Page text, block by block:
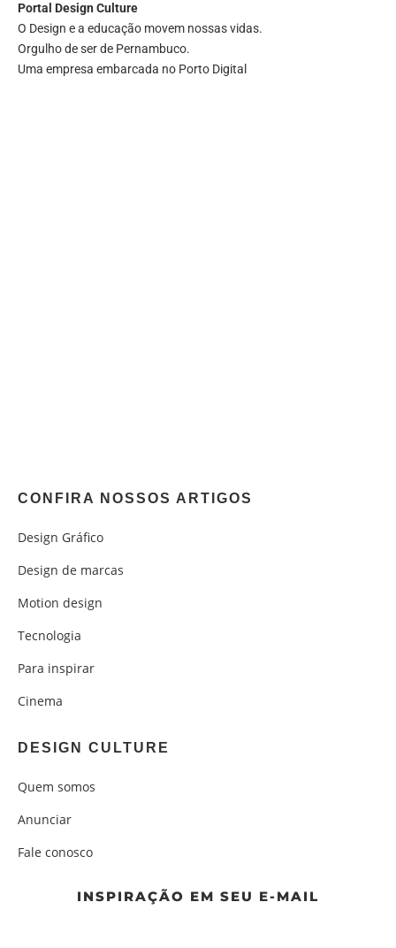
Portal Design Culture
O Design e a educação movem nossas vidas.
Orgulho de ser de Pernambuco.
Uma empresa embarcada no Porto Digital
CONFIRA NOSSOS ARTIGOS
Design Gráfico
Design de marcas
Motion design
Tecnologia
Para inspirar
Cinema
DESIGN CULTURE
Quem somos
Anunciar
Fale conosco
INSPIRAÇÃO EM SEU E-MAIL